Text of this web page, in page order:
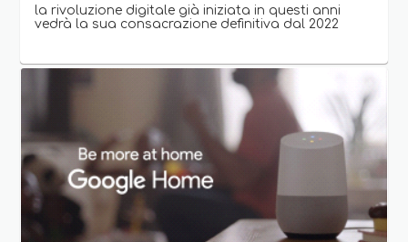
la rivoluzione digitale già iniziata in questi anni
vedrà la sua consacrazione definitiva dal 2022